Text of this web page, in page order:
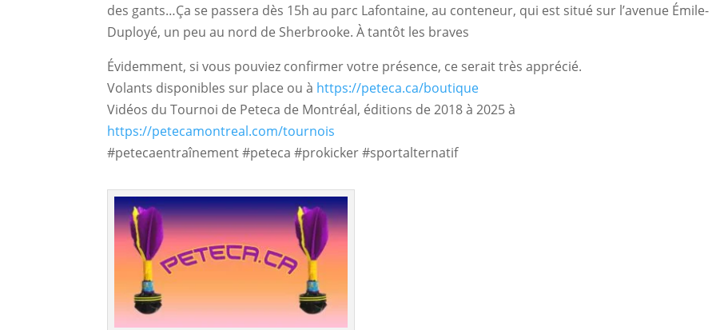
des gants…Ça se passera dès 15h au parc Lafontaine, au conteneur, qui est situé sur l’avenue Émile-
Duployé, un peu au nord de Sherbrooke. À tantôt les braves
Évidemment, si vous pouviez confirmer votre présence, ce serait très apprécié.
Volants disponibles sur place ou à https://peteca.ca/boutique
Vidéos du Tournoi de Peteca de Montréal, éditions de 2018 à 2025 à
https://petecamontreal.com/tournois
#petecaentraînement #peteca #prokicker #sportalternatif